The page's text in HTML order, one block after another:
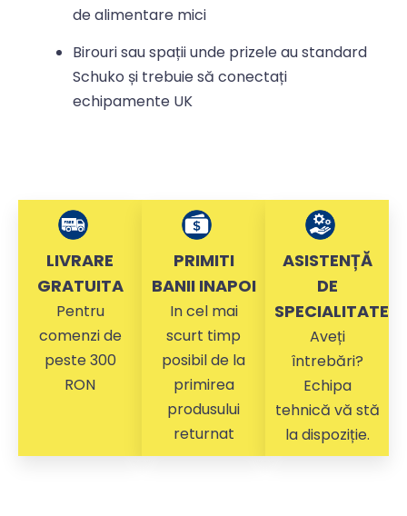
de alimentare mici
Birouri sau spații unde prizele au standard
Schuko și trebuie să conectați
echipamente UK
LIVRARE
GRATUITA
Pentru
comenzi de
peste 300
RON
PRIMITI
BANII INAPOI
In cel mai
scurt timp
posibil de la
primirea
produsului
returnat
ASISTENȚĂ
DE
SPECIALITATE
Aveți
întrebări?
Echipa
tehnică vă stă
la dispoziție.